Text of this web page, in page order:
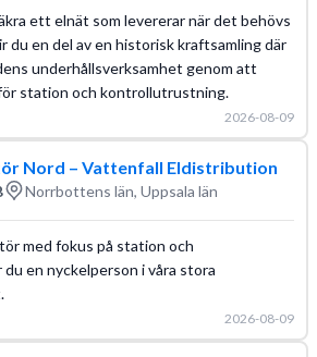
ett elnät som levererar när det behövs
du en del av en historisk kraftsamling där
underhållsverksamhet genom att
station och kontrollutrustning.
2026-08-09
Nord – Vattenfall Eldistribution
Norrbottens län, Uppsala län
med fokus på station och
en nyckelperson i våra stora
2026-08-09